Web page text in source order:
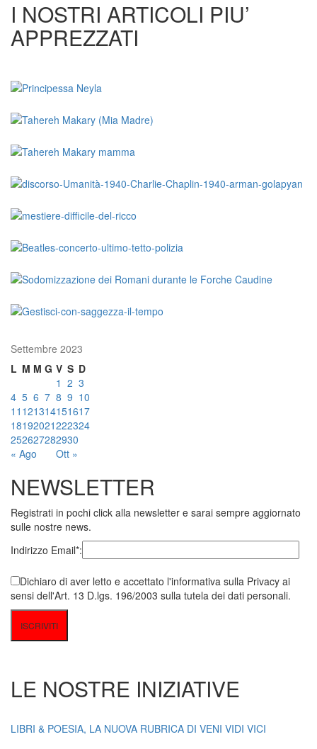
I NOSTRI ARTICOLI PIU’
APPREZZATI
Settembre 2023
L M M G V S D
« Ago Ott »
1 2 3
4 5 6 7 8 9 10
11 121314151617
18192021222324
252627282930
NEWSLETTER
Registrati in pochi click alla newsletter e sarai sempre aggiornato
sulle nostre news.
Indirizzo Email*:
Dichiaro di aver letto e accettato l'informativa sulla Privacy ai
sensi dell'Art. 13 D.lgs. 196/2003 sulla tutela dei dati personali.
LE NOSTRE INIZIATIVE
LIBRI & POESIA, LA NUOVA RUBRICA DI VENI VIDI VICI